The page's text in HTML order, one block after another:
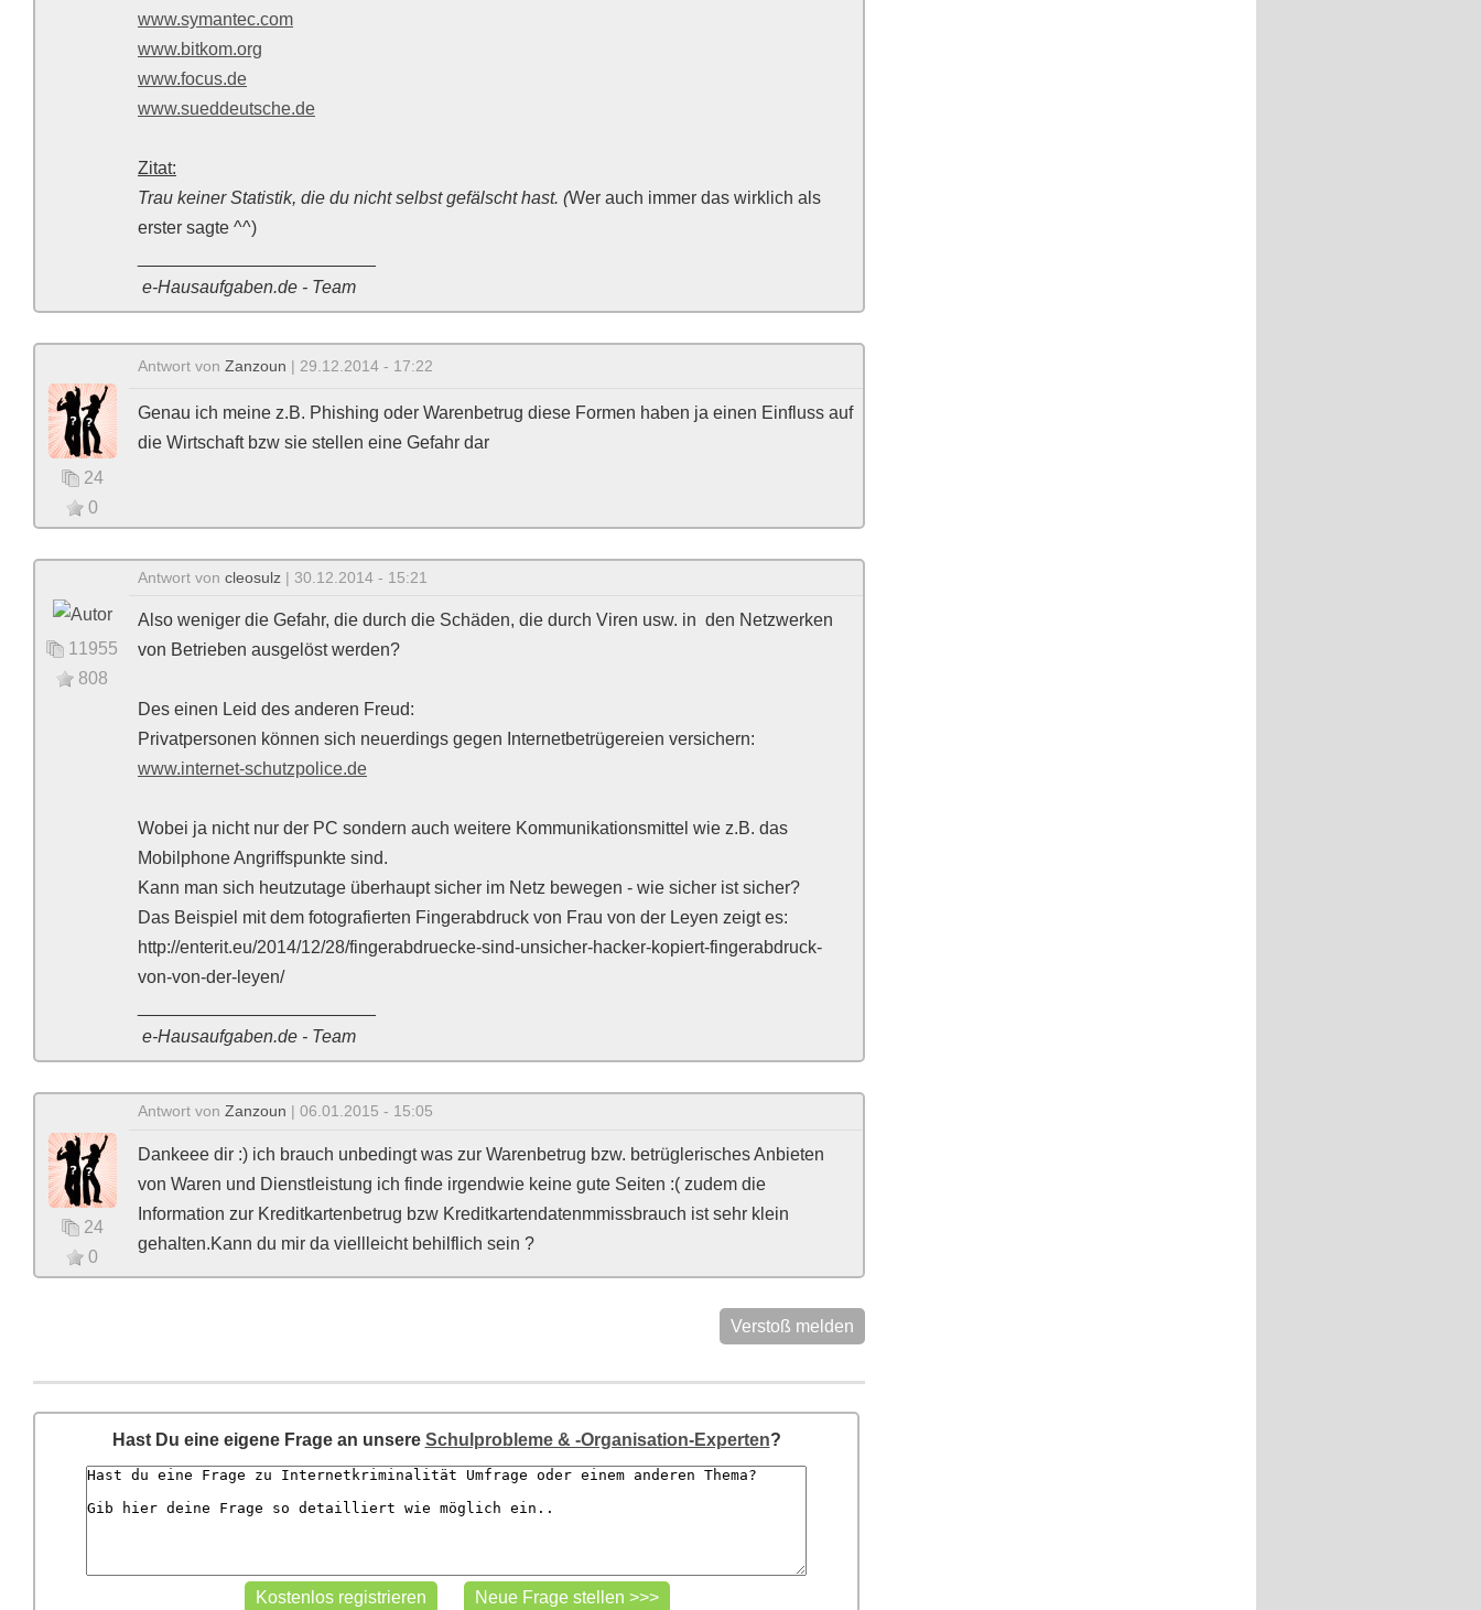
www.symantec.com
www.bitkom.org
www.focus.de
www.sueddeutsche.de
Zitat:
Trau keiner Statistik, die du nicht selbst gefälscht hast. (Wer auch immer das wirklich als
erster sagte ^^)
e-Hausaufgaben.de - Team
24
0
Antwort von Zanzoun | 29.12.2014 - 17:22
Genau ich meine z.B. Phishing oder Warenbetrug diese Formen haben ja einen Einfluss auf
die Wirtschaft bzw sie stellen eine Gefahr dar
11955
808
Antwort von cleosulz | 30.12.2014 - 15:21
Also weniger die Gefahr, die durch die Schäden, die durch Viren usw. in den Netzwerken
von Betrieben ausgelöst werden?
Des einen Leid des anderen Freud:
Privatpersonen können sich neuerdings gegen Internetbetrügereien versichern:
www.internet-schutzpolice.de
Wobei ja nicht nur der PC sondern auch weitere Kommunikationsmittel wie z.B. das
Mobilphone Angriffspunkte sind.
Kann man sich heutzutage überhaupt sicher im Netz bewegen - wie sicher ist sicher?
Das Beispiel mit dem fotografierten Fingerabdruck von Frau von der Leyen zeigt es:
http://enterit.eu/2014/12/28/fingerabdruecke-sind-unsicher-hacker-kopiert-fingerabdruck-
von-von-der-leyen/
e-Hausaufgaben.de - Team
24
0
Antwort von Zanzoun | 06.01.2015 - 15:05
Dankeee dir :) ich brauch unbedingt was zur Warenbetrug bzw. betrüglerisches Anbieten
von Waren und Dienstleistung ich finde irgendwie keine gute Seiten :( zudem die
Information zur Kreditkartenbetrug bzw Kreditkartendatenmmissbrauch ist sehr klein
gehalten.Kann du mir da viellleicht behilflich sein ?
Verstoß melden
Hast Du eine eigene Frage an unsere Schulprobleme & -Organisation-Experten?